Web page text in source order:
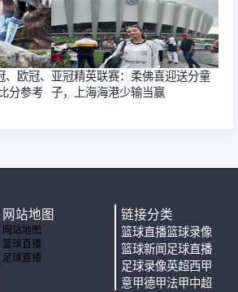
欧冠、
分参考
亚冠精英联赛：柔佛喜迎送分童
子，上海海港少输当赢
网站地图
网站地图
篮球直播
足球直播
链接分类
篮球直播篮球录像
篮球新闻 足球直播
足球录像英超西甲
意甲德甲法甲中超